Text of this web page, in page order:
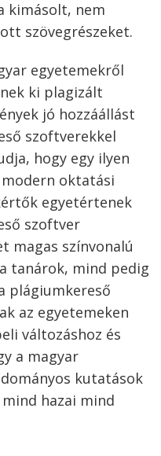
kimásolt, nem
szövegrészeket.
egyetemekről
ki plagizált
jó hozzáállást
szoftverekkel
hogy egy ilyen
oktatási
egyetértenek
szoftver
magas színvonalú
tanárok, mind pedig
plágiumkereső
az egyetemeken
változáshoz és
a magyar
kutatások
hazai mind